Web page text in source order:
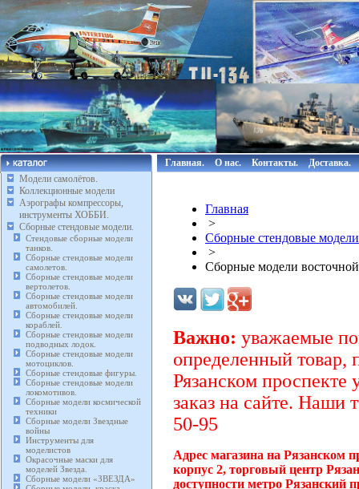
Модели самолётов.
Коллекционные модели
Аэрографы компрессоры,
инструменты ХОББИ.
Сборные стендовые модели.
Стендовые сборные модели
танков.
Сборные стендовые модели
самолетов.
Сборные стендовые модели
вертолетов.
Сборные стендовые модели
автомобилей.
Сборные стендовые модели
кораблей.
Сборные стендовые модели
подводных лодок.
Сборные стендовые модели
мотоциклов.
Сборные стендовые фигуры.
Сборные стендовые модели
локомотивов.
Сборные модели космической
техники
Сборные модели Звездные
войны
Инструменты для
моделистов
Окрасочные маски для
моделей Звезда.
Сборные модели «ЗВЕЗДА»
Главная. О нас. Контакты. Доставка.
Главная
>
Сборные стендовые
>
Сборные модели
Важно: уважаемые
определенный товар,
Рязанском проспекте
заказ на сайте. Наши
50-95
Адрес магазина на Рязанском
корпус 2, торговый центр
доступности метро Рязанский